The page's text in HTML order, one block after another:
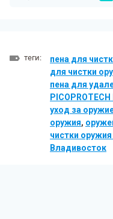
теги: пена для
для чистки
пена для
уход за
оружия,
чистки
Владивосток